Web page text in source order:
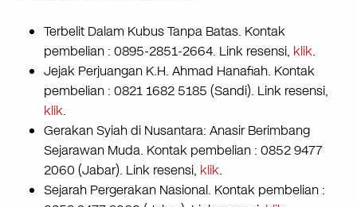
Terbelit Dalam Kubus Tanpa Batas. Kontak
pembelian : 0895-2851-2664. Link resensi, klik.
Jejak Perjuangan K.H. Ahmad Hanafiah. Kontak
pembelian : 0821 1682 5185 (Sandi). Link resensi,
klik.
Gerakan Syiah di Nusantara: Anasir Berimbang
Sejarawan Muda. Kontak pembelian : 0852 9477
2060 (Jabar). Link resensi, klik.
Sejarah Pergerakan Nasional. Kontak pembelian :